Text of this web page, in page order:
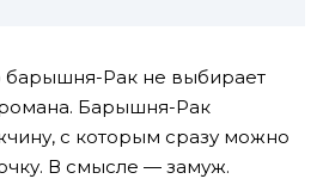
барышня-Рак не выбирает
Барышня-Рак
с которым сразу можно
В смысле — замуж.